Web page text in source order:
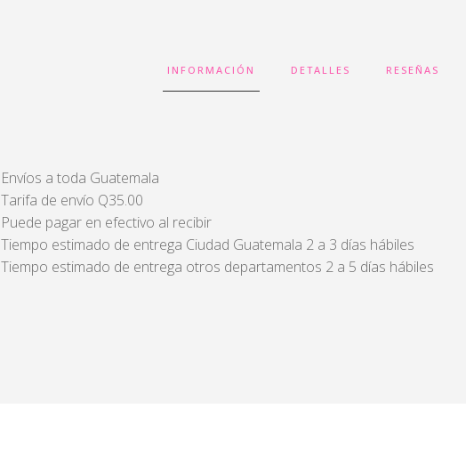
INFORMACIÓN DETALLES RESEÑAS
Envíos a toda Guatemala
Tarifa de envío Q35.00
Puede pagar en efectivo al recibir
Tiempo estimado de entrega Ciudad Guatemala 2 a 3 días hábiles
Tiempo estimado de entrega otros departamentos 2 a 5 días hábiles